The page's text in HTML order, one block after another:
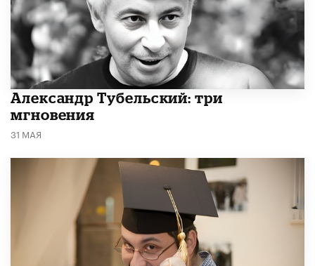
Александр Тубельский: три
мгновения
31 МАЯ